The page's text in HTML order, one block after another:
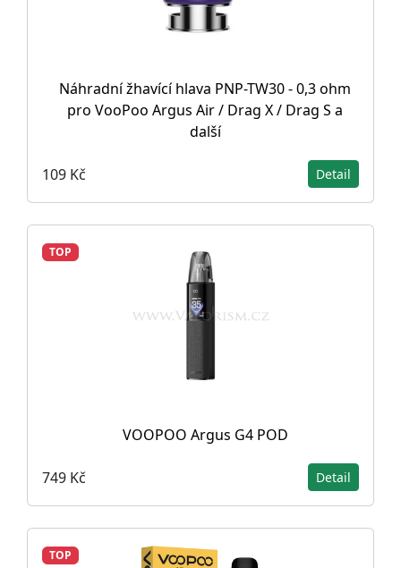
Náhradní žhavící hlava PNP-TW30 - 0,3 ohm
pro VooPoo Argus Air / Drag X / Drag S a
další
109 Kč Detail
TOP
VOOPOO Argus G4 POD
749 Kč Detail
TOP